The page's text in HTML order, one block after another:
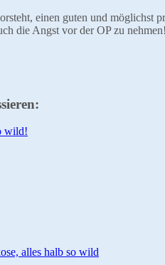
einen guten und möglichst
die Angst vor der OP zu nehmen!
alles halb so wild